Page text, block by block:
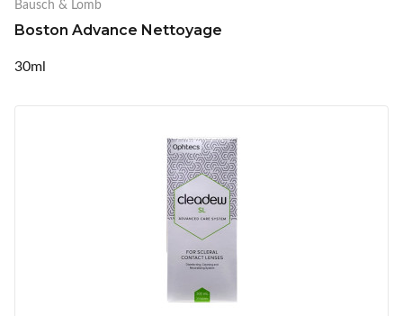
Bausch & Lomb
Boston Advance Nettoyage
30ml